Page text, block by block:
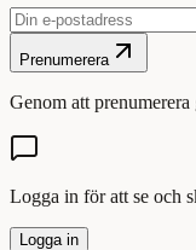
Prenumerera
Genom att
Logga in för att se och
Logga in